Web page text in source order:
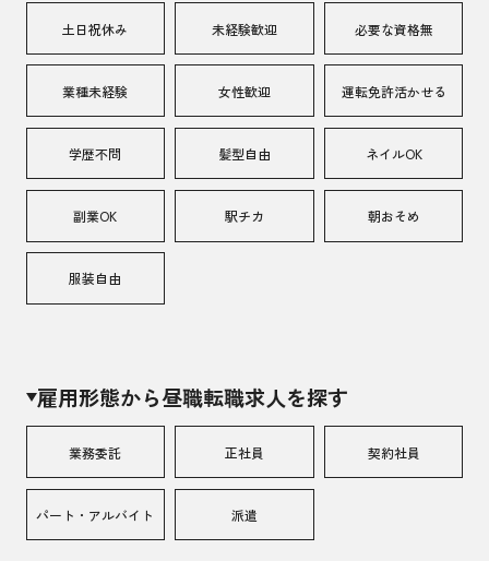
土日祝休み 未経験歓迎 必要な資格無
業種未経験 女性歓迎 運転免許活かせる
学歴不問 髪型自由 ネイルOK
副業OK 駅チカ 朝おそめ
服装自由
雇用形態から昼職転職求人を探す
業務委託 正社員 契約社員
パート・アルバイト 派遣